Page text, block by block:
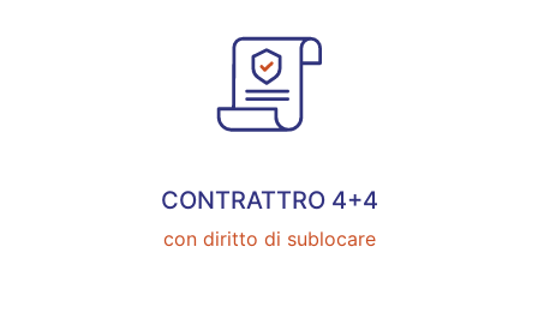
CONTRATTRO 4+4
con diritto di sublocare